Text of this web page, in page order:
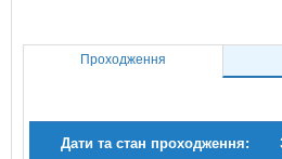
Проходження
Дати та стан проходження: